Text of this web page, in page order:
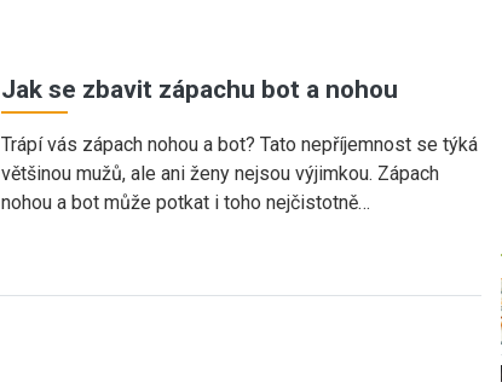
Jak se zbavit zápachu bot a nohou
Trápí vás zápach nohou a bot? Tato nepříjemnost se týká
většinou mužů, ale ani ženy nejsou výjimkou. Zápach
nohou a bot může potkat i toho nejčistotně…